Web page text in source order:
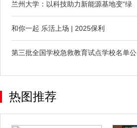
兰州大学：以科技助力新能源基地变“绿
和你一起 乐活上场 | 2025保利
第三批全国学校急救教育试点学校名单公
热图推荐